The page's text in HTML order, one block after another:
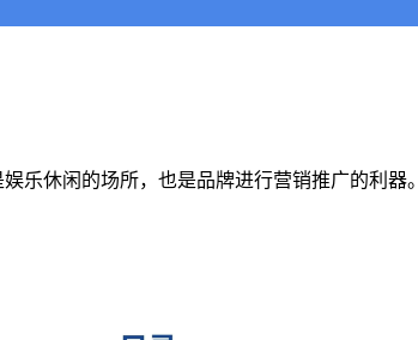
乐休闲的场所，也是品牌进行营销推广的利